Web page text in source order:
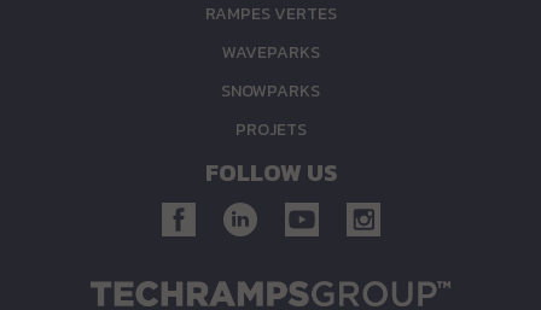
RAMPES VERTES
WAVEPARKS
SNOWPARKS
PROJETS
FOLLOW US